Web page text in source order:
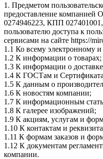
1. Предметом
предоставление
0274946223, КПП
пользователю доступа к
сервисами на сайте https://
1.1 Ко всему электронному
1.2 К информации о товарах;
1.3 К информации о
1.4 К ГОСТам и
1.5 К данным о
1.6 К новостям компании;
1.7 К информационным
1.8 К галерее изображений;
1.9 К акциям, услугам и
1.10 К контактам и
1.11 К формам заказов и
1.12 К документам
компании.